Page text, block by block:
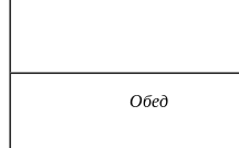
Обед